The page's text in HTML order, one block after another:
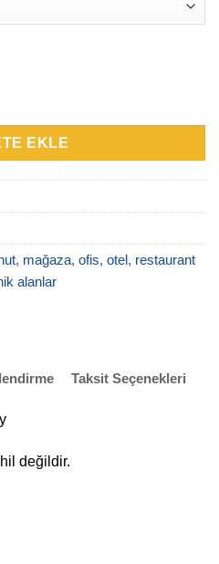
Ray adet
EKLE
, mağaza, ofis, otel, restaurant
alanlar
Taksit Seçenekleri
değildir.